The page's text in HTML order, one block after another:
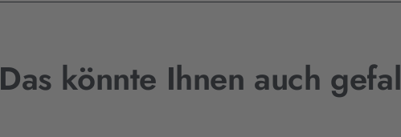
Das könnte Ihnen auch